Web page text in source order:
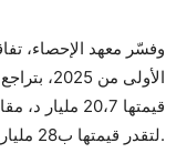
وفسّر معهد الإحصاء،
لتقدر قيمتها ب28 مليار د، موفى أفريل 2025.